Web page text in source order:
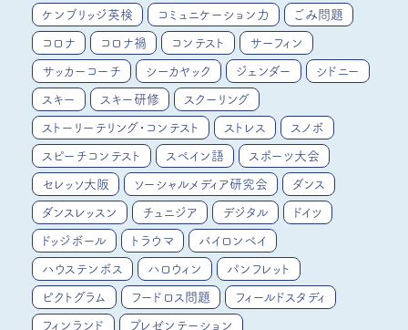
ケンブリッジ英検 コミュニケーション力 ごみ問題
コロナ コロナ禍 コンテスト サーフィン
サッカーコーチ シーカヤック ジェンダー シドニー
スキー スキー研修 スクーリング
ストーリーテリング・コンテスト ストレス スノボ
スピーチコンテスト スペイン語 スポーツ大会
セレッソ大阪 ソーシャルメディア研究会 ダンス
ダンスレッスン チュニジア デジタル ドイツ
ドッジボール トラウマ バイロンベイ
ハウステンボス ハロウィン パンフレット
ピクトグラム フードロス問題 フィールドスタディ
フィンランド プレゼンテーション